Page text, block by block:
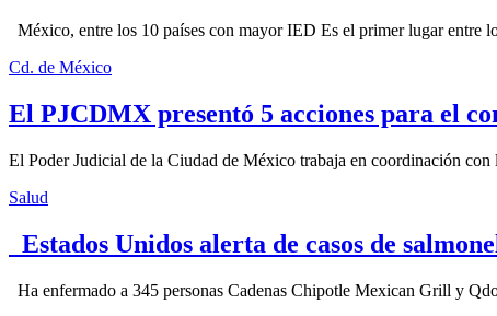
México, entre los 10 países con mayor IED Es el primer lugar entre
Cd. de México
El PJCDMX presentó 5 acciones para el
El Poder Judicial de la Ciudad de México trabaja en coordinación
Salud
Estados Unidos alerta de casos de
Ha enfermado a 345 personas Cadenas Chipotle Mexican Grill y